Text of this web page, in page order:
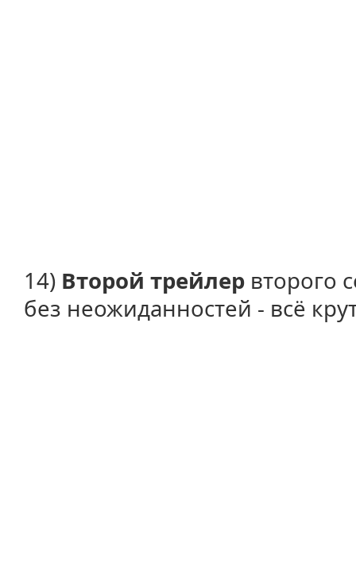
14) Второй трейлер второго
без неожиданностей - всё